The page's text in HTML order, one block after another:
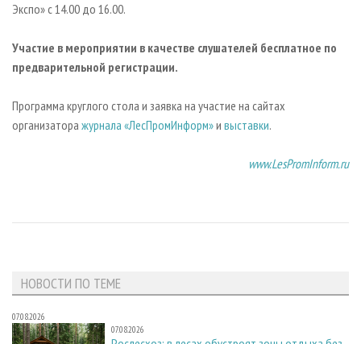
Экспо» с 14.00 до 16.00.
Участие в мероприятии в качестве слушателей бесплатное по
предварительной регистрации.
Программа круглого стола и заявка на участие на сайтах
организатора журнала «ЛесПромИнформ»и выставки.
www.LesPromInform.ru
НОВОСТИ ПО ТЕМЕ
07.08.2026
07.08.2026